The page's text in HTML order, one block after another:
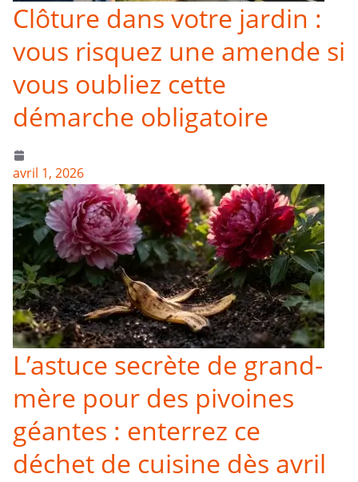
Clôture dans votre jardin :
vous risquez une amende si
vous oubliez cette
démarche obligatoire
avril 1, 2026
L’astuce secrète de grand-
mère pour des pivoines
géantes : enterrez ce
déchet de cuisine dès avril